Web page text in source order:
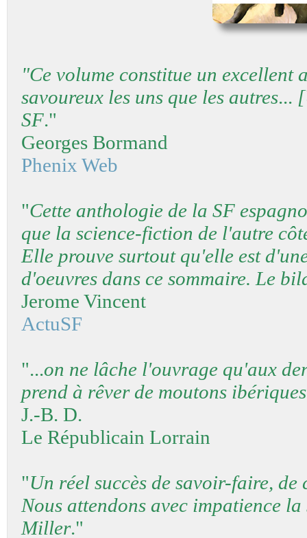
"Ce volume constitue un excellent
savoureux les uns que les autres...
SF."
Georges Bormand
Phenix Web
"Cette anthologie de la SF
que la science-fiction de l'autre
Elle prouve surtout qu'elle est
d'oeuvres dans ce sommaire. Le
Jerome Vincent
ActuSF
"...on ne lâche l'ouvrage qu'aux
prend à rêver de moutons ibériques
J.-B. D.
Le Républicain Lorrain
"Un réel succès de savoir-faire,
Nous attendons avec impatience
Miller."